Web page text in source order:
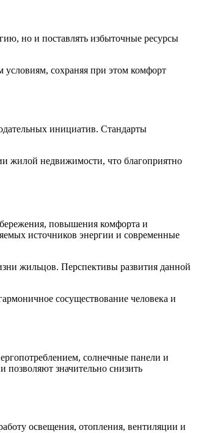
но и поставлять избыточные ресурсы
условиям, сохраняя при этом комфорт
инициатив. Стандарты
жилой недвижимости, что благоприятно
повышения комфорта и
источников энергии и современные
жильцов. Перспективы развития данной
сосуществование человека и
солнечные панели и
значительно снизить
освещения, отопления, вентиляции и